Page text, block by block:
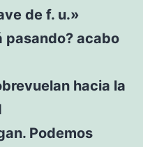
de f. u.»
pasando? acabo
hacia la
Podemos